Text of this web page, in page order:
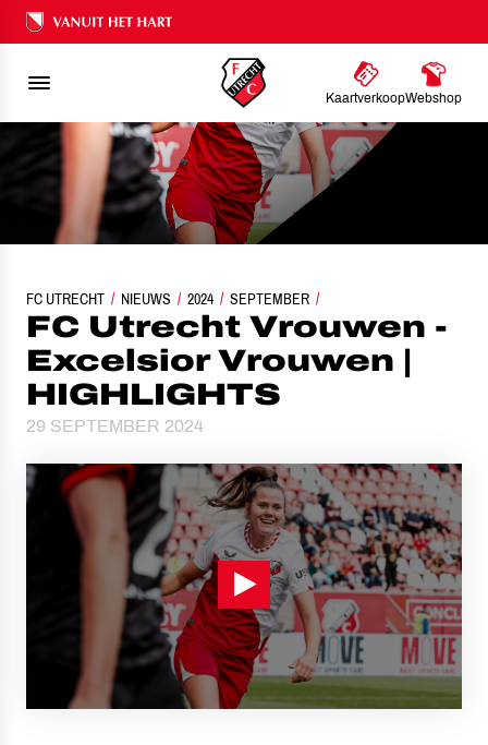
Ons nalatenschap
KaartverkoopWebshop
FC UTRECHT NIEUWS 2024 SEPTEMBER
FC UTRECHT VROUWEN - EXCELSIOR VROUWEN |
FC Utrecht Vrouwen -
Excelsior Vrouwen |
HIGHLIGHTS
29 SEPTEMBER 2024